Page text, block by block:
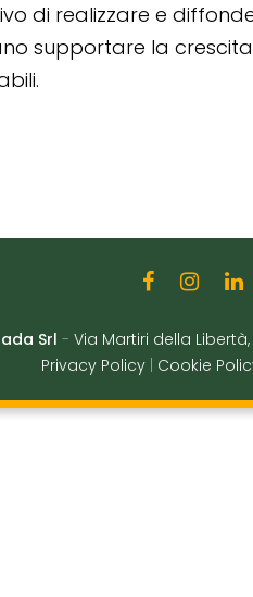
di realizzare e
supportare la
Srl - Via Martiri della Libertà,
Privacy Policy
Cookie